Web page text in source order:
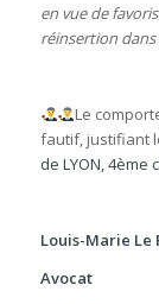
en vue de
réinsertion dans
Le
fautif, justifiant
de LYON, 4ème
Louis-Marie Le
Avocat